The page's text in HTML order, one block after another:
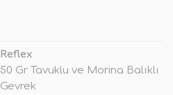
Reflex
50 Gr Tavuklu ve Morina Balıklı
Gevrek